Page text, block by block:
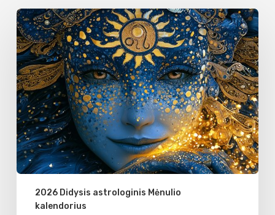
2026 Didysis astrologinis Mėnulio
kalendorius
RUGPJŪČIO
ASTROLOGINĖ
PROGNOZĖ